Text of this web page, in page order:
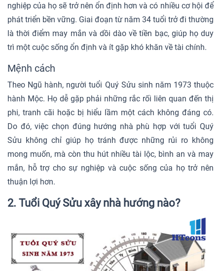
nghiệp của họ sẽ trở nên ổn định hơn và có nhiều cơ hội để
phát triển bền vững. Giai đoạn từ năm 34 tuổi trở đi thường
là thời điểm may mắn và dồi dào về tiền bạc, giúp họ duy
trì một cuộc sống ổn định và ít gặp khó khăn về tài chính.
Mệnh cách
Theo Ngũ hành, người tuổi Quý Sửu sinh năm 1973 thuộc
hành Mộc. Họ dễ gặp phải những rắc rối liên quan đến thị
phi, tranh cãi hoặc bị hiểu lầm một cách không đáng có.
Do đó, việc chọn đúng hướng nhà phù hợp với tuổi Quý
Sửu không chỉ giúp họ tránh được những rủi ro không
mong muốn, mà còn thu hút nhiều tài lộc, bình an và may
mắn, hỗ trợ cho sự nghiệp và cuộc sống của họ trở nên
thuận lợi hơn.
2. Tuổi Quý Sửu xây nhà hướng nào?